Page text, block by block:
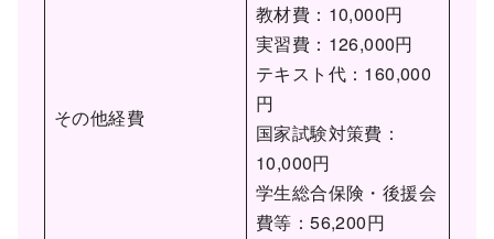
その他経費
教材費：10,000円
実習費：126,000円
テキスト代：160,000
円
国家試験対策費：
10,000円
学生総合保険・後援会
費等：56,200円